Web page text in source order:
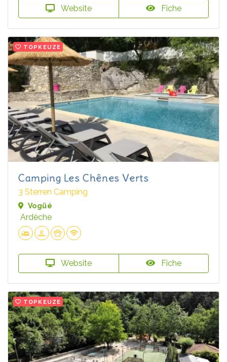
Website Fiche
TOPKEUZE
Camping Les Chênes Verts
3 Sterren Camping
Vogüé
Ardèche
Website Fiche
TOPKEUZE